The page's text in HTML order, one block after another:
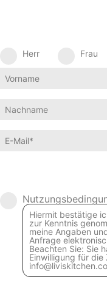
Herr Frau
Hiermit bestätige
zur Kenntnis
meine Angaben
Anfrage
Beachten Sie: Sie
Einwilligung für die